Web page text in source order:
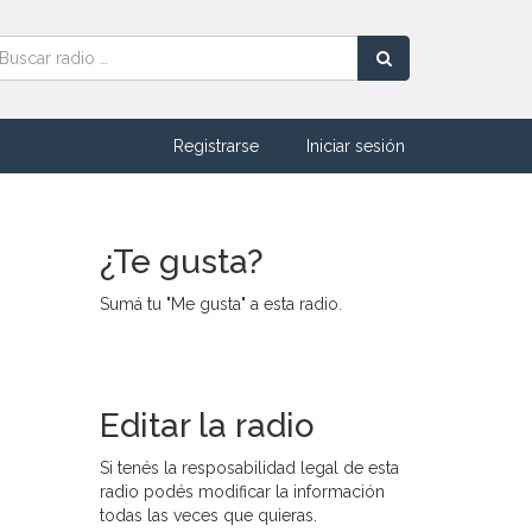
Registrarse Iniciar sesión
¿Te gusta?
Sumá tu "Me gusta" a esta radio.
Editar la radio
Si tenés la resposabilidad legal de esta
radio podés modificar la información
todas las veces que quieras.